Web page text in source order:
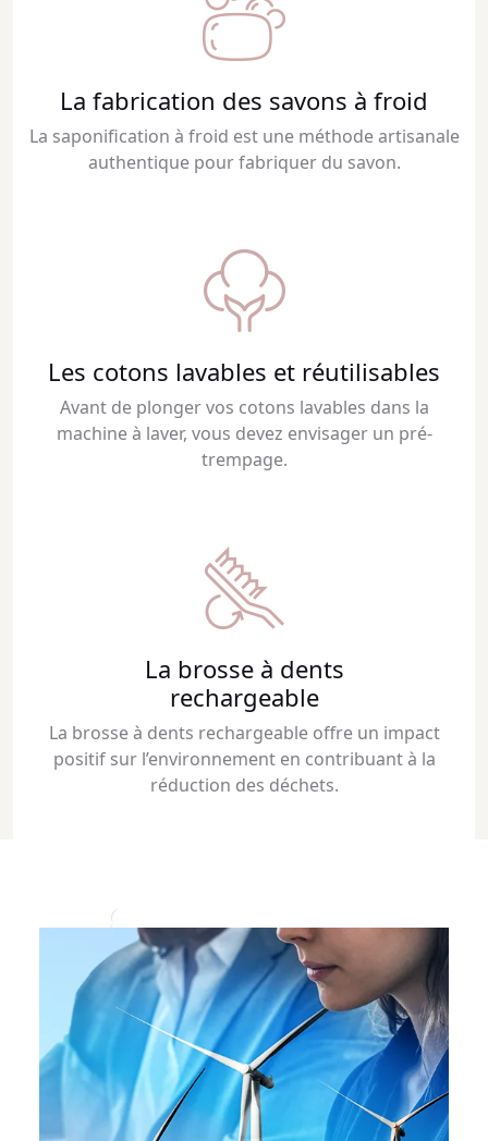
La fabrication des savons à froid
La saponification à froid est une méthode artisanale
authentique pour fabriquer du savon.
Les cotons lavables et réutilisables
Avant de plonger vos cotons lavables dans la
machine à laver, vous devez envisager un pré-
trempage.
La brosse à dents
rechargeable
La brosse à dents rechargeable offre un impact
positif sur l’environnement en contribuant à la
réduction des déchets.